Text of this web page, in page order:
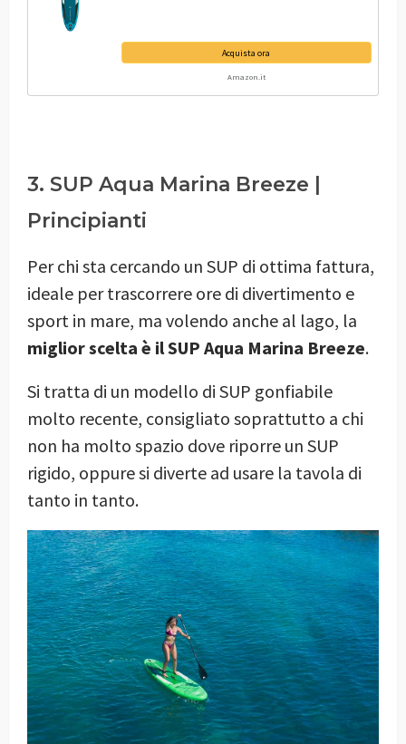
Acquista ora
Amazon.it
3. SUP Aqua Marina Breeze |
Principianti
Per chi sta cercando un SUP di ottima fattura,
ideale per trascorrere ore di divertimento e
sport in mare, ma volendo anche al lago, la
miglior scelta è il SUP Aqua Marina Breeze.
Si tratta di un modello di SUP gonfiabile
molto recente, consigliato soprattutto a chi
non ha molto spazio dove riporre un SUP
rigido, oppure si diverte ad usare la tavola di
tanto in tanto.